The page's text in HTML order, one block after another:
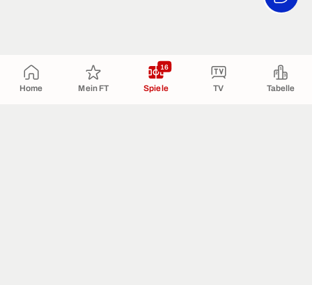
Home Mein FT Spiele
16
TV Tabelle